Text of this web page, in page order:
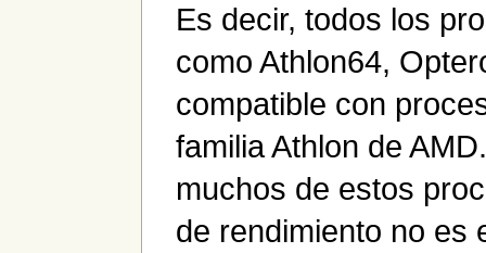
Es decir, todos los
como Athlon64,
compatible con
familia Athlon de
muchos de estos
de rendimiento no es